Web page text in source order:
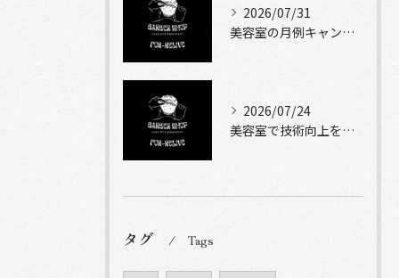
2026/07/31
美容室の月例キャンペーンを堺市で賢く使う選び方と比較ポイント
2026/07/24
美容室で技術向上を実現する自主練習と成長計画のコツ
タグ Tags